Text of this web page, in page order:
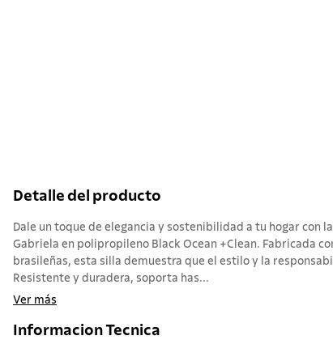
Detalle del producto
Dale un toque de elegancia y sostenibilidad a tu hogar con
Gabriela en polipropileno Black Ocean +Clean. Fabricada
brasileñas, esta silla demuestra que el estilo y la
Resistente y duradera, soporta has...
Ver más
Informacion Tecnica